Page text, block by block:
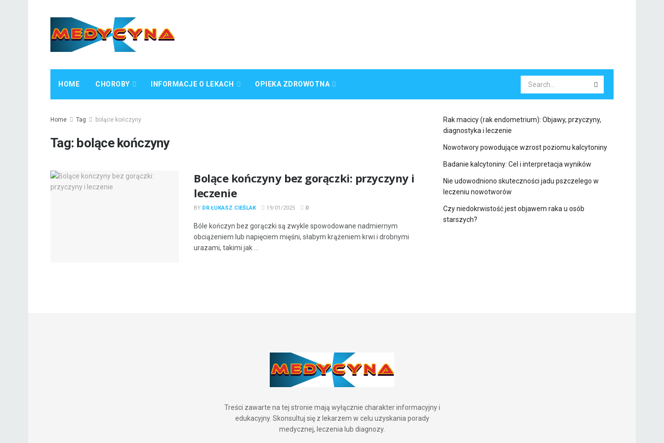
HOME CHOROBY INFORMACJE O LEKACH OPIEKA ZDROWOTNA
Home Tag bolące kończyny
Tag: bolące kończyny
Bolące kończyny bez gorączki: przyczyny i
leczenie
BY DR ŁUKASZ CIEŚLAK 19/01/2025 0
Bóle kończyn bez gorączki są zwykle spowodowane nadmiernym
obciążeniem lub napięciem mięśni, słabym krążeniem krwi i drobnymi
urazami, takimi jak ...
Rak macicy (rak endometrium): Objawy, przyczyny,
diagnostyka i leczenie
Nowotwory powodujące wzrost poziomu kalcytoniny
Badanie kalcytoniny: Cel i interpretacja wyników
Nie udowodniono skuteczności jadu pszczelego w
leczeniu nowotworów
Czy niedokrwistość jest objawem raka u osób
starszych?
Treści zawarte na tej stronie mają wyłącznie charakter informacyjny i
edukacyjny. Skonsultuj się z lekarzem w celu uzyskania porady
medycznej, leczenia lub diagnozy.